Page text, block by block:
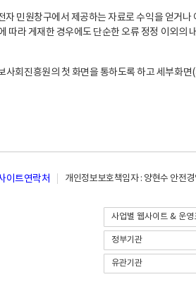
민원창구에서 제공하는 자료로 수익을 얻거
라 게재한 경우에도 단순한 오류 정정 이외의
회진흥원의 첫 화면을 통하도록 하고 세부화
이트연락처 개인정보보호책임자 : 양현수 안전